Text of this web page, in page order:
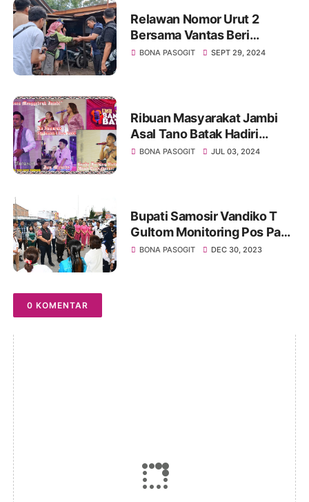
Relawan Nomor Urut 2
Bersama Vantas Beri
Bantuan Pangan Kepada
BONA PASOGIT SEPT 29, 2024
Ribuan Masyarakat Jambi
Asal Tano Batak Hadiri
"Konser Bangso Batak
BONA PASOGIT JUL 03, 2024
Bupati Samosir Vandiko T
Gultom Monitoring Pos Pam
Ops Lilin Toba 2023
BONA PASOGIT DEC 30, 2023
0 KOMENTAR